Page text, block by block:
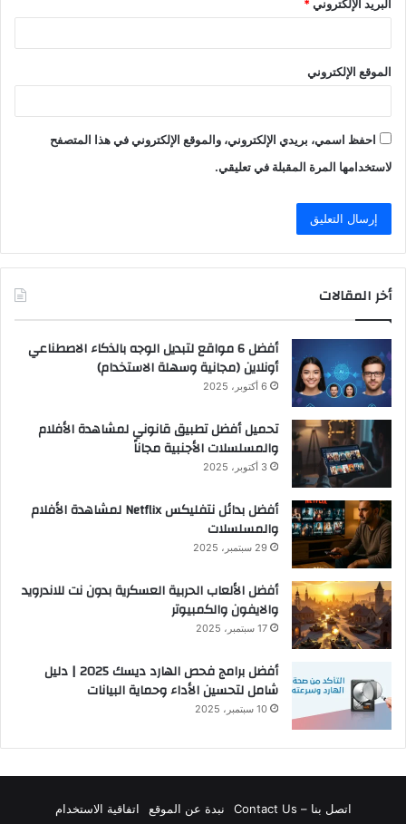
البريد الإلكتروني*
الموقع الإلكتروني
احفظ اسمي، بريدي الإلكتروني، والموقع الإلكتروني في هذا المتصفح
لاستخدامها المرة المقبلة في تعليقي.
أخر المقالات
أفضل 6 مواقع لتبديل الوجه بالذكاء الاصطناعي
أونلاين (مجانية وسهلة الاستخدام)
6 أكتوبر، 2025
تحميل أفضل تطبيق قانوني لمشاهدة الأفلام
والمسلسلات الأجنبية مجاناً
3 أكتوبر، 2025
أفضل بدائل نتفليكس Netflix لمشاهدة الأفلام
والمسلسلات
29 سبتمبر، 2025
أفضل الألعاب الحربية العسكرية بدون نت للاندرويد
والايفون والكمبيوتر
17 سبتمبر، 2025
أفضل برامج فحص الهارد ديسك 2025 | دليل
شامل لتحسين الأداء وحماية البيانات
10 سبتمبر، 2025
اتصل بنا – Contact Us نبدة عن الموقع اتفاقية الاستخدام